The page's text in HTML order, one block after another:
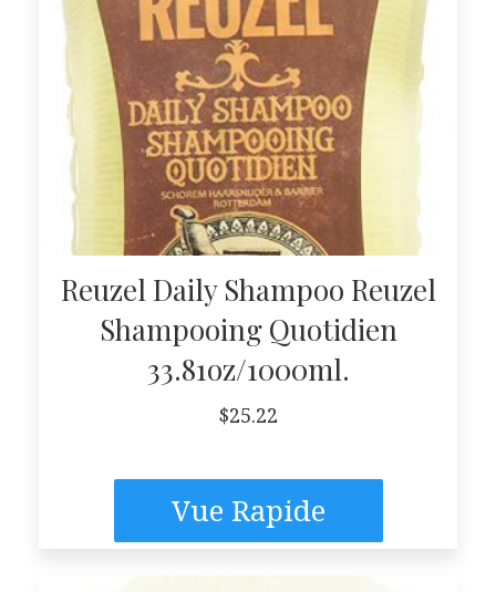
Reuzel Daily Shampoo Reuzel
Shampooing Quotidien
33.81oz/1000ml.
$25.22
Vue Rapide